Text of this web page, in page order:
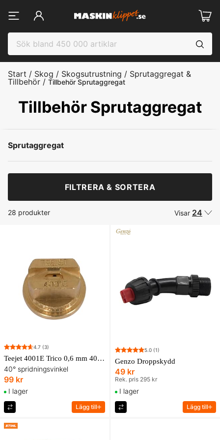
Start / Skog / Skogsutrustning / Sprutaggregat &
Tillbehör / Tillbehör Sprutaggregat
Tillbehör Sprutaggregat
Sprutaggregat
FILTRERA & SORTERA
28 produkter Visar 24
4.7 (3)
Teejet 4001E Trico 0,6 mm 40 graders munstycke
40° spridningsvinkel
99 kr
I lager
Lägg till
5.0 (1)
Genzo Droppskydd
49 kr
Rek. pris 295 kr
I lager
Lägg till